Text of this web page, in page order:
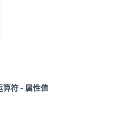
算符 - 属性值